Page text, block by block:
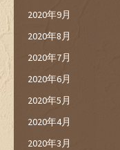
2020年9月
2020年8月
2020年7月
2020年6月
2020年5月
2020年4月
2020年3月